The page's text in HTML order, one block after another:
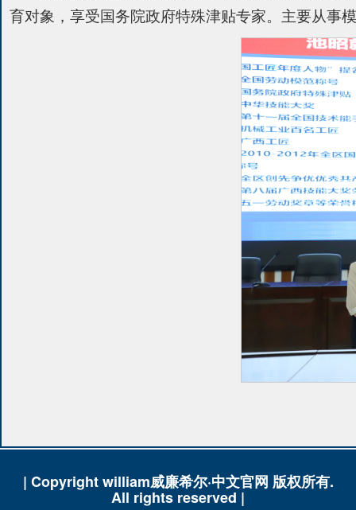
育对象，享受国务院政府特殊津贴专家。主要从事
| Copyright william威廉希尔·中文官网 版权所有.
All rights reserved |